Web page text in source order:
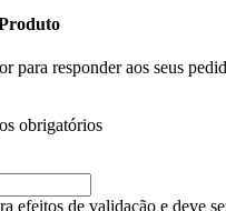
para responder aos seus
obrigatórios
efeitos de validação e deve